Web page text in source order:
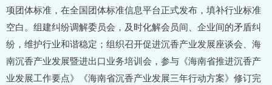
项团体标准，在全国团体标准信息平台正式发布，填补行业标准
空白。组建纠纷调解委员会，及时化解会员间、企业间的矛盾纠
纷，维护行业和谐稳定；组织召开促进沉香产业发展座谈会、海
南沉香产业发展暨进出口业务培训会，参与《海南省推进沉香产
业发展工作要点》《海南省沉香产业发展三年行动方案》修订完